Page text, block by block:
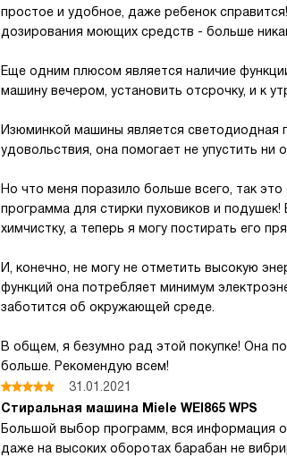
простое и удобное, даже ребенок
дозирования моющих средств - больше
Еще одним плюсом является наличие
машину вечером, установить отсрочку, и к
Изюминкой машины является светодиодная
удовольствия, она помогает не упустить ни
Но что меня поразило больше всего, так
программа для стирки пуховиков и
химчистку, а теперь я могу постирать его
И, конечно, не могу не отметить высокую
функций она потребляет минимум
заботится об окружающей среде.
В общем, я безумно рад этой покупке! Она
больше. Рекомендую всем!
31.01.2021
Стиральная машина Miele WEI865 WPS
Большой выбор программ, вся информация
даже на высоких оборотах барабан не